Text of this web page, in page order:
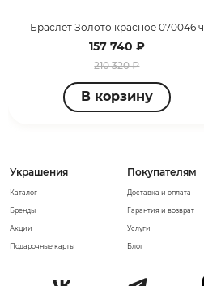
Браслет Золото красное 070046 ч
157 740 ₽
210 320 ₽
В корзину
Украшения
Каталог
Бренды
Акции
Подарочные карты
Покупателям
Доставка и оплата
Гарантия и возврат
Услуги
Блог